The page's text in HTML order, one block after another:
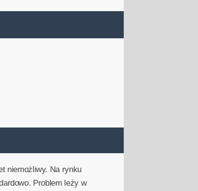
niemożliwy. Na rynku
Problem leży w